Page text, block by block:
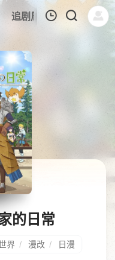
追剧周表 今日更新
的日常
界 / 漫改 / 日漫